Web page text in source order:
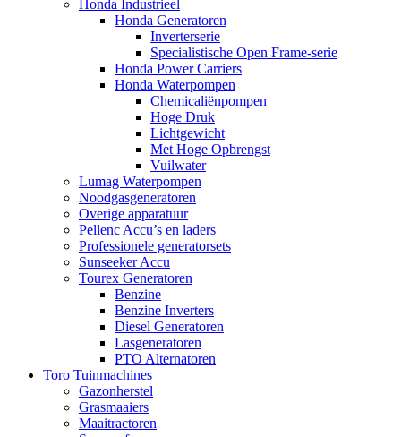
Honda Industrieel
Honda Generatoren
Inverterserie
Specialistische Open Frame-serie
Honda Power Carriers
Honda Waterpompen
Chemicaliënpompen
Hoge Druk
Lichtgewicht
Met Hoge Opbrengst
Vuilwater
Lumag Waterpompen
Noodgasgeneratoren
Overige apparatuur
Pellenc Accu’s en laders
Professionele generatorsets
Sunseeker Accu
Tourex Generatoren
Benzine
Benzine Inverters
Diesel Generatoren
Lasgeneratoren
PTO Alternatoren
Toro Tuinmachines
Gazonherstel
Grasmaaiers
Maaitractoren